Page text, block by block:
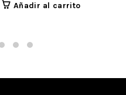
Añadir al carrito